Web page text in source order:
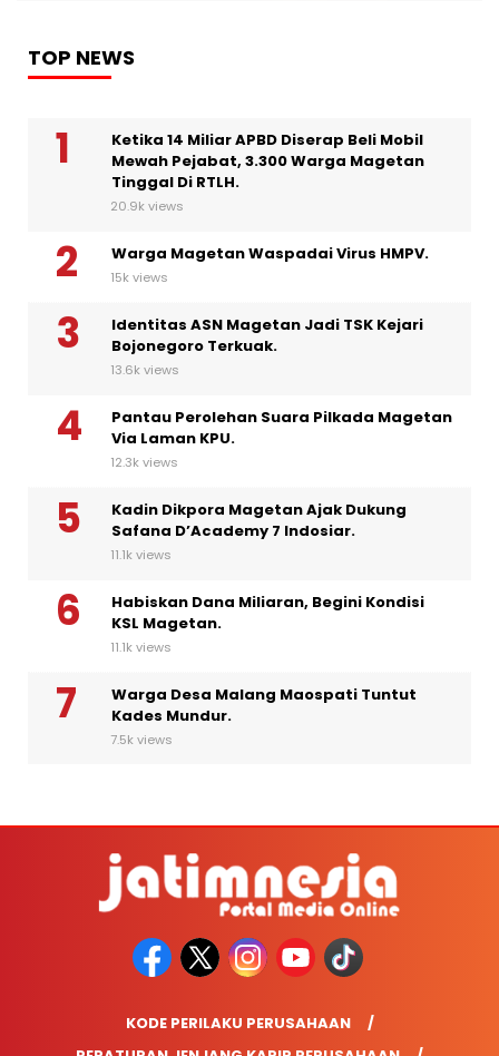
TOP NEWS
Ketika 14 Miliar APBD Diserap Beli Mobil
Mewah Pejabat, 3.300 Warga Magetan
Tinggal Di RTLH.
20.9k views
Warga Magetan Waspadai Virus HMPV.
15k views
Identitas ASN Magetan Jadi TSK Kejari
Bojonegoro Terkuak.
13.6k views
Pantau Perolehan Suara Pilkada Magetan
Via Laman KPU.
12.3k views
Kadin Dikpora Magetan Ajak Dukung
Safana D’Academy 7 Indosiar.
11.1k views
Habiskan Dana Miliaran, Begini Kondisi
KSL Magetan.
11.1k views
Warga Desa Malang Maospati Tuntut
Kades Mundur.
7.5k views
KODE PERILAKU PERUSAHAAN